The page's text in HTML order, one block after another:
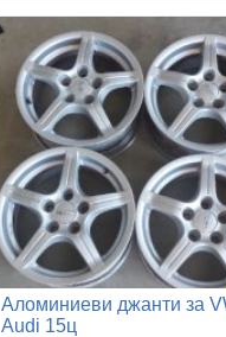
Аломиниеви джанти за
Audi 15ц